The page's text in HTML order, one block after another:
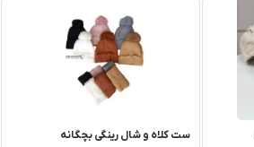
ست کلاه و شال رینگی بچگانه